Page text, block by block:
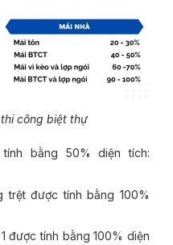
công biệt thự
bằng 50% diện tích:
trệt được tính bằng 100%
được tính bằng 100% diện